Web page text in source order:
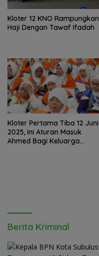
Kloter 12 KNO Rampungkan
Haji Dengan Tawaf Ifadah
Kloter Pertama Tiba 12 Juni
2025, Ini Aturan Masuk
Ahmed Bagi Keluarga
Berita Kriminal